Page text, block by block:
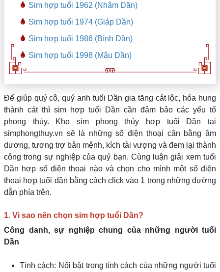
Sim hợp tuổi 1962 (Nhâm Dần)
Sim hợp tuổi 1974 (Giáp Dần)
Sim hợp tuổi 1986 (Bính Dần)
Sim hợp tuổi 1998 (Mậu Dần)
Để giúp quý cô, quý anh tuổi Dần gia tăng cát lộc, hóa hung
thành cát thì sim hợp tuổi Dần cần đảm bảo các yếu tố
phong thủy. Kho sim phong thủy hợp tuổi Dần tại
simphongthuy.vn sẽ là những số điện thoại cân bằng âm
dương, tương trợ bản mệnh, kích tài vượng và đem lại thành
công trong sự nghiệp của quý bạn. Cùng luận giải xem tuổi
Dần hợp số điện thoại nào và chọn cho mình một số điện
thoại hợp tuổi dần bằng cách click vào 1 trong những đường
dẫn phía trên.
1. Vì sao nên chọn sim hợp tuổi Dần?
Công danh, sự nghiệp chung của những người tuổi
Dần
Tính cách: Nổi bật trong tính cách của những người tuổi